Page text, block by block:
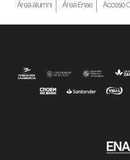
Área alumni Área Enae Acceso